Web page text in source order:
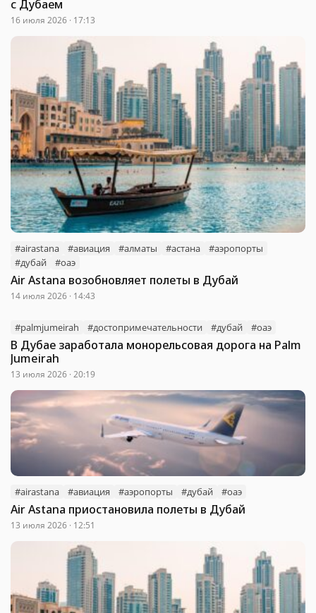
с Дубаем
16 июля 2026 · 17:13
#airastana #авиация #алматы #астана
#аэропорты
#дубай
#оаэ
Air Astana возобновляет полеты в Дубай
14 июля 2026 · 14:43
#palmjumeirah #достопримечательности #дубай #оаэ
В Дубае заработала монорельсовая дорога на Palm
Jumeirah
13 июля 2026 · 20:19
#airastana #авиация #аэропорты #дубай #оаэ
Air Astana приостановила полеты в Дубай
13 июля 2026 · 12:51